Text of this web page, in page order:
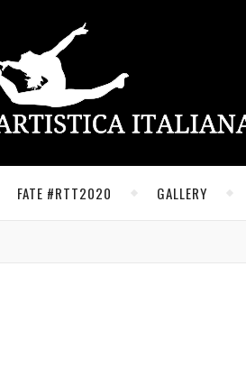
FATE #RTT2020 GALLERY